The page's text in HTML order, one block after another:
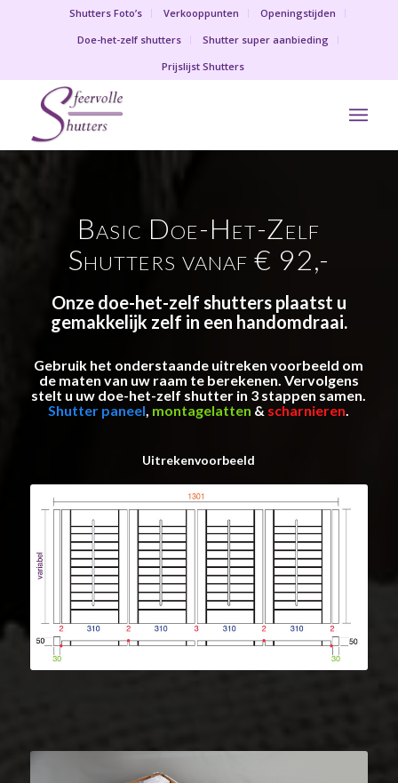
Shutters Foto’s Verkooppunten
Openingstijden
Doe-het-zelf shutters
Shutter super aanbieding
Prijslijst Shutters
Basic Doe-Het-Zelf
Shutters vanaf € 92,-
Onze doe-het-zelf shutters plaatst u
gemakkelijk zelf in een handomdraai.
Gebruik het onderstaande uitreken voorbeeld om
de maten van uw raam te berekenen. Vervolgens
stelt u uw doe-het-zelf shutter in 3 stappen samen.
Shutter paneel, montagelatten & scharnieren.
Uitrekenvoorbeeld